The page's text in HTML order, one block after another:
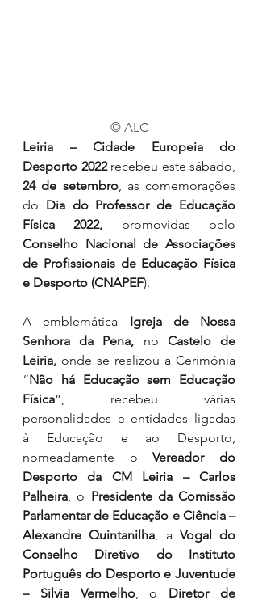
© ALC
Leiria – Cidade Europeia do
Desporto 2022
24 de setembro, as comemorações
do Dia do Professor de Educação
Física 2022,
Conselho Nacional de Associações
de Profissionais de Educação Física
e Desporto (CNAPEF).
A emblemática Igreja de Nossa
Senhora da Pena, no Castelo de
Leiria, onde se realizou a Cerimónia
“Não há Educação sem Educação
Física”, recebeu várias
personalidades e entidades ligadas
à Educação e ao Desporto,
nomeadamente o Vereador do
Desporto da CM Leiria – Carlos
Palheira, o Presidente da Comissão
Parlamentar de Educação e Ciência –
Alexandre Quintanilha, a Vogal do
Conselho Diretivo do Instituto
Português do Desporto e Juventude
– Silvia Vermelho, o Diretor de